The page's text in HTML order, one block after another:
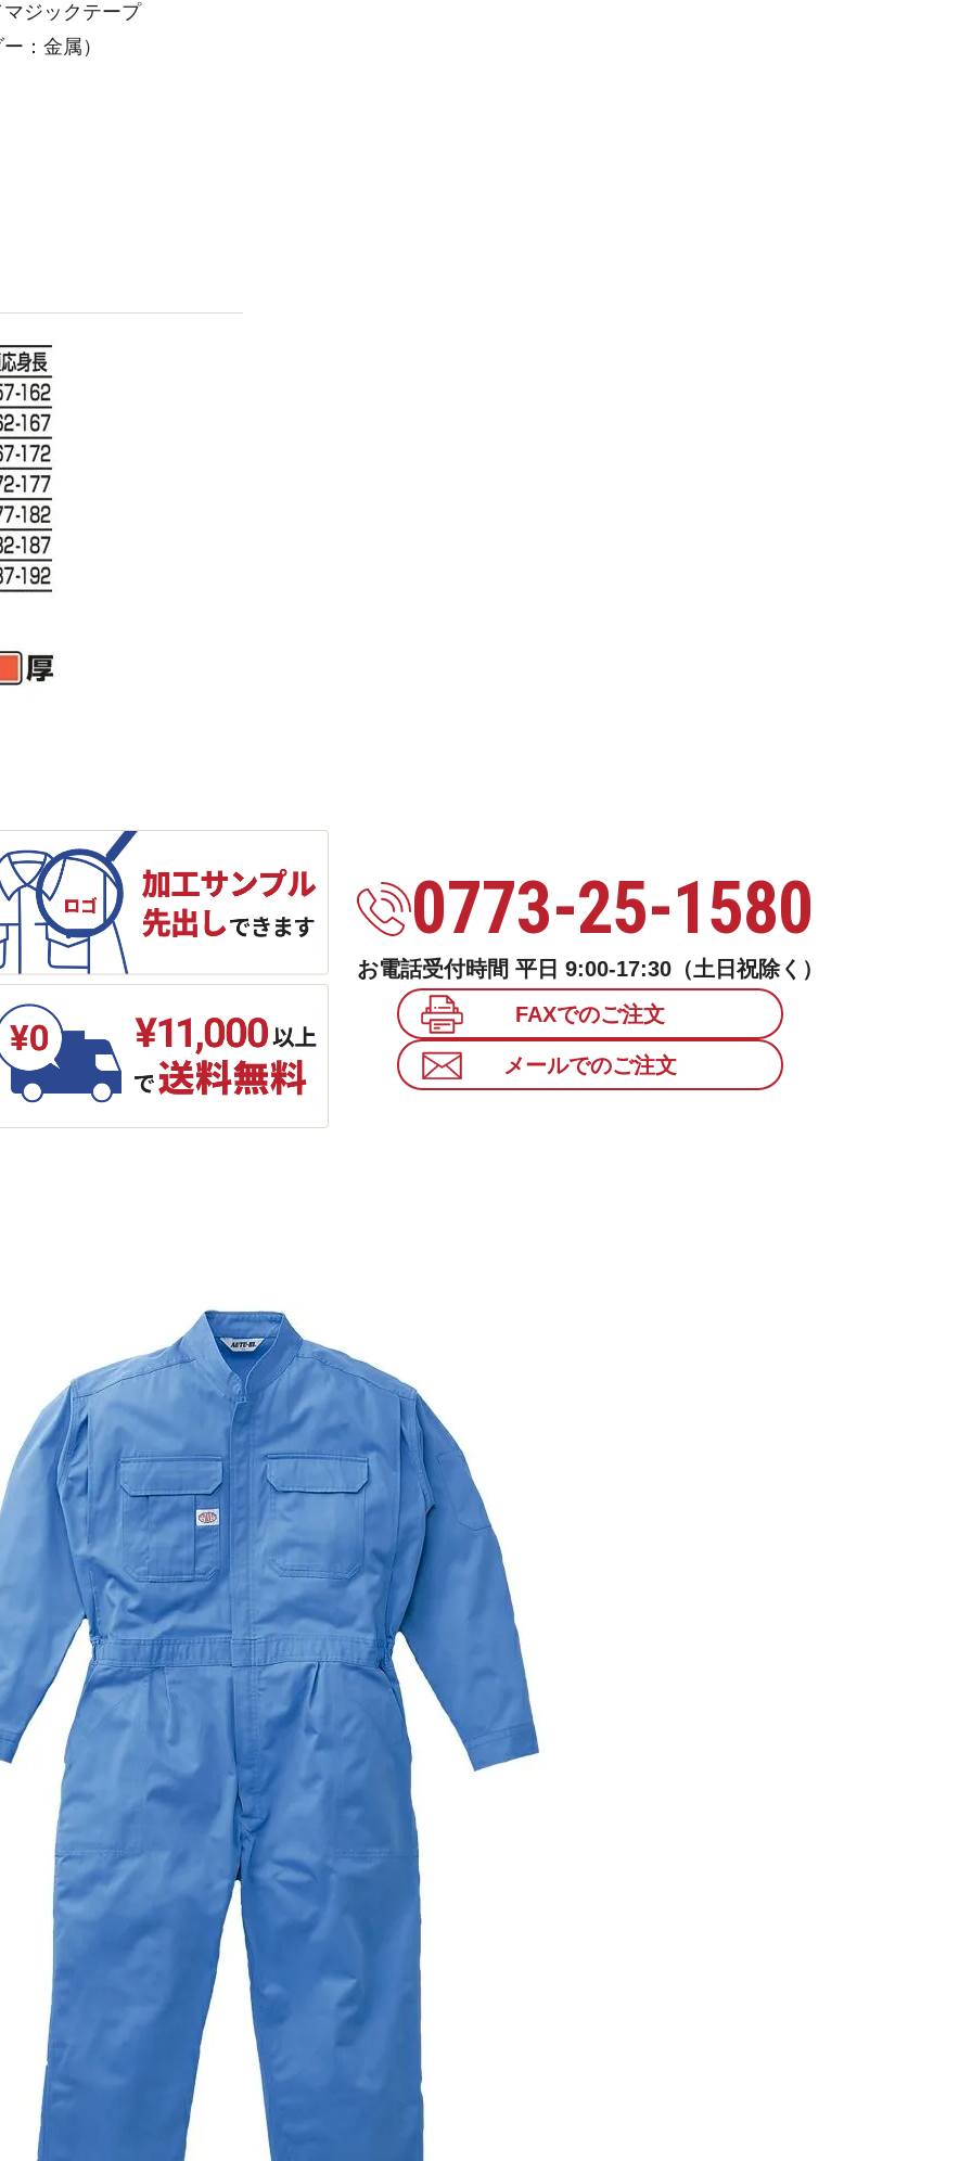
ジックテープ
：金属）
0773-25-1580
お電話受付時間 平日 9:00-17:30（土日祝除く）
FAXでのご注文
メールでのご注文